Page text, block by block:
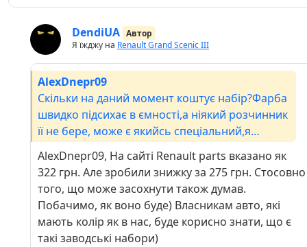
DendiUA Автор
Я їжджу на Renault Grand Scenic III
AlexDnepr09
Скільки на даний момент коштує набір?Фарба
швидко підсихає в ємності,а ніякий розчинник
її не бере, може є якийсь спеціальний,я
розбавляв краплею дист.води.
AlexDnepr09, На сайті Renault parts вказано як
322 грн. Але зробили знижку за 275 грн. Стосовно
того, що може засохнути також думав.
Побачимо, як воно буде) Власникам авто, які
мають колір як в нас, буде корисно знати, що є
такі заводські набори)